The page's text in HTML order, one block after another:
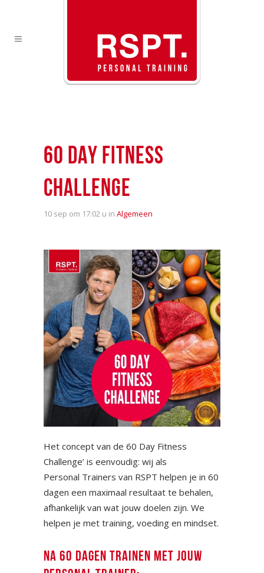
60 DAY FITNESS
CHALLENGE
10 sep om 17:02 u in Algemeen
Het concept van de 60 Day Fitness
Challenge’ is eenvoudig: wij als
Personal Trainers van RSPT helpen je in 60
dagen een maximaal resultaat te behalen,
afhankelijk van wat jouw doelen zijn. We
helpen je met training, voeding en mindset.
NA 60 DAGEN TRAINEN MET JOUW